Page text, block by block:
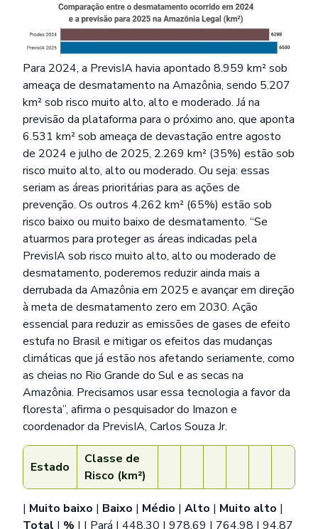
Para 2024, a PrevisIA havia apontado 8.959 km² sob
ameaça de desmatamento na Amazônia, sendo 5.207
km² sob risco muito alto, alto e moderado. Já na
previsão da plataforma para o próximo ano, que aponta
6.531 km² sob ameaça de devastação entre agosto
de 2024 e julho de 2025, 2.269 km² (35%) estão sob
risco muito alto, alto ou moderado. Ou seja: essas
seriam as áreas prioritárias para as ações de
prevenção. Os outros 4.262 km² (65%) estão sob
risco baixo ou muito baixo de desmatamento. “Se
atuarmos para proteger as áreas indicadas pela
PrevisIA sob risco muito alto, alto ou moderado de
desmatamento, poderemos reduzir ainda mais a
derrubada da Amazônia em 2025 e avançar em direção
à meta de desmatamento zero em 2030. Ação
essencial para reduzir as emissões de gases de efeito
estufa no Brasil e mitigar os efeitos das mudanças
climáticas que já estão nos afetando seriamente, como
as cheias no Rio Grande do Sul e as secas na
Amazônia. Precisamos usar essa tecnologia a favor da
floresta”, afirma o pesquisador do Imazon e
coordenador da PrevisIA, Carlos Souza Jr.
Estado
Classe de
Risco (km²)
| Muito baixo | Baixo | Médio | Alto | Muito alto |
Total | % | | Pará | 448,30 | 978,69 | 764,98 | 94,87